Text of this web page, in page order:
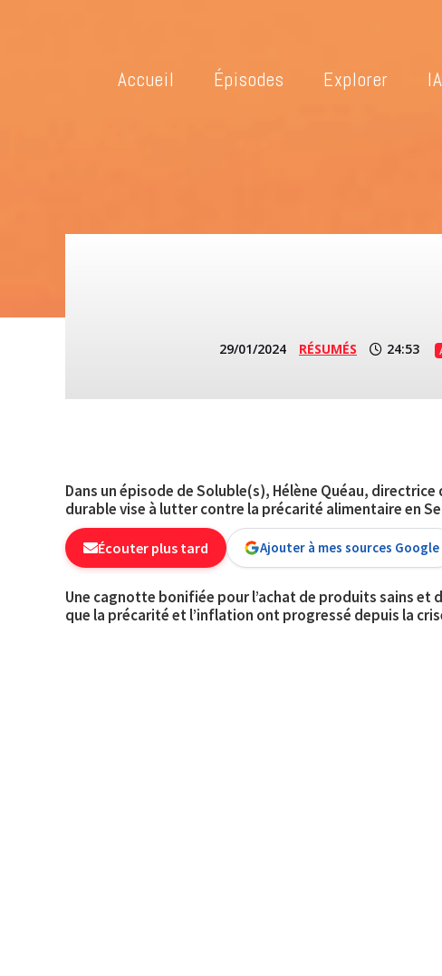
Accueil Épisodes Explorer IA
29/01/2024 RÉSUMÉS 24:53
Dans un épisode de Soluble(s), Hélène Quéau,
durable vise à lutter contre la précarité alimentaire en
Écouter plus tard Ajouter à mes sources Google
Une cagnotte bonifiée pour l’achat de produits sains et
que la précarité et l’inflation ont progressé depuis la